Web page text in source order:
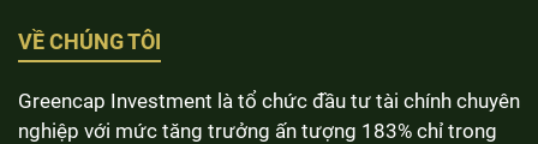
VỀ CHÚNG TÔI
Greencap Investment là tổ chức đầu tư tài chính chuyên
nghiệp với mức tăng trưởng ấn tượng 183% chỉ trong